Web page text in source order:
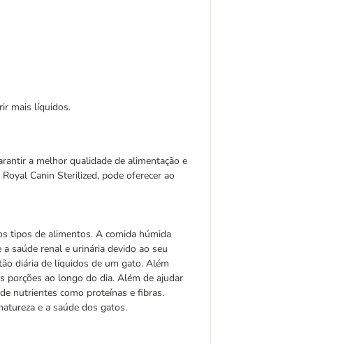
mais líquidos.
a melhor qualidade de alimentação e
Canin Sterilized, pode oferecer ao
tipos de alimentos. A comida húmida
saúde renal e urinária devido ao seu
diária de líquidos de um gato. Além
porções ao longo do dia. Além de ajudar
nutrientes como proteínas e fibras.
e a saúde dos gatos.